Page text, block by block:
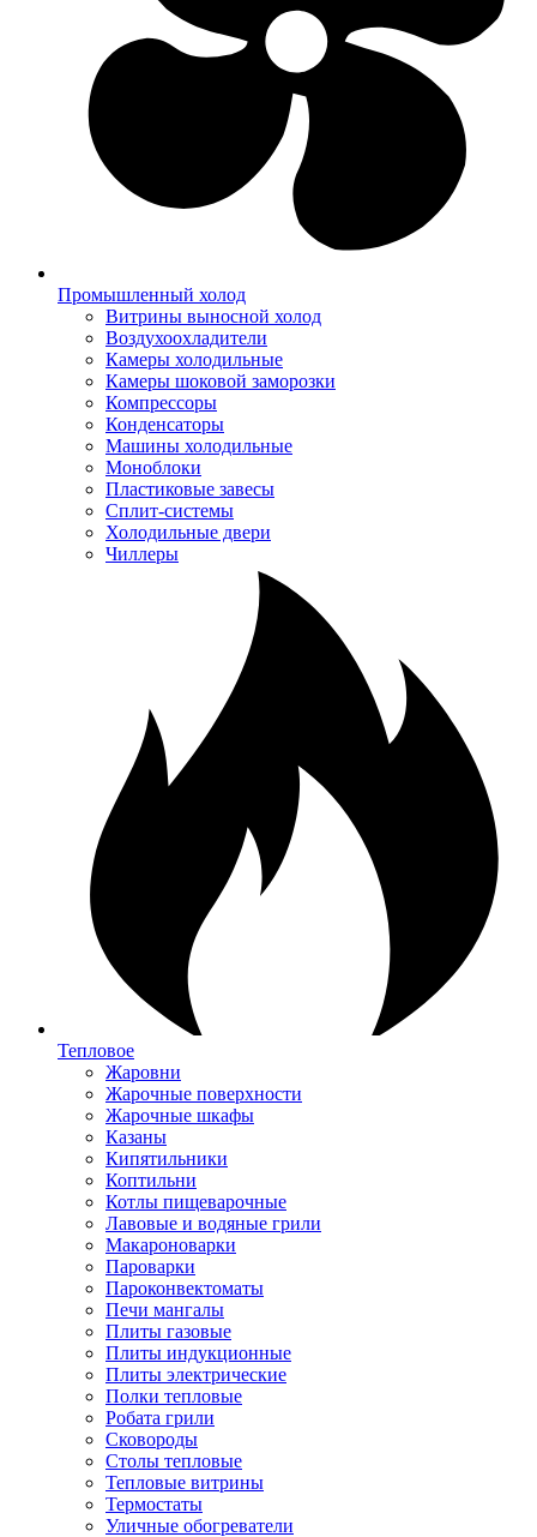
Промышленный холод
Витрины выносной холод
Воздухоохладители
Камеры холодильные
Камеры шоковой заморозки
Компрессоры
Конденсаторы
Машины холодильные
Моноблоки
Пластиковые завесы
Сплит-системы
Холодильные двери
Чиллеры
Тепловое
Жаровни
Жарочные поверхности
Жарочные шкафы
Казаны
Кипятильники
Коптильни
Котлы пищеварочные
Лавовые и водяные грили
Макароноварки
Пароварки
Пароконвектоматы
Печи мангалы
Плиты газовые
Плиты индукционные
Плиты электрические
Полки тепловые
Робата грили
Сковороды
Столы тепловые
Тепловые витрины
Термостаты
Уличные обогреватели